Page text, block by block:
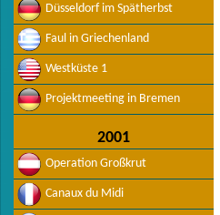
Düsseldorf im Spätherbst
Faul in Griechenland
Westküste 1
Projektmeeting in Bremen
2001
Operation Großkrut
Canaux du Midi